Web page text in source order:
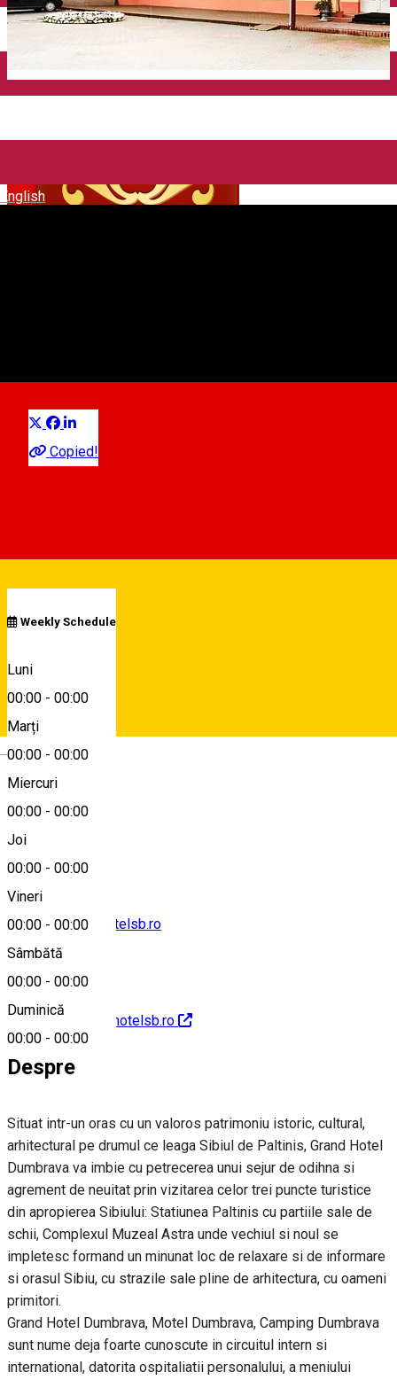
English
Deutsch
Copied!
00:00 - 00:00
Program
Weekly Schedule
Luni
00:00 - 00:00
Marți
00:00 - 00:00
Miercuri
00:00 - 00:00
Joi
00:00 - 00:00
Vineri
00:00 - 00:00
Sâmbătă
00:00 - 00:00
Duminică
00:00 - 00:00
Strada Pădurea Dumbrava, nr. 14
Hartă
contact@grandhotelsb.ro
http://www.grandhotelsb.ro
Despre
Situat intr-un oras cu un valoros patrimoniu istoric, cultural,
arhitectural pe drumul ce leaga Sibiul de Paltinis, Grand Hotel
Dumbrava va imbie cu petrecerea unui sejur de odihna si
agrement de neuitat prin vizitarea celor trei puncte turistice
din apropierea Sibiului: Statiunea Paltinis cu partiile sale de
schii, Complexul Muzeal Astra unde vechiul si noul se
impletesc formand un minunat loc de relaxare si de informare
si orasul Sibiu, cu strazile sale pline de arhitectura, cu oameni
primitori.
Grand Hotel Dumbrava, Motel Dumbrava, Camping Dumbrava
sunt nume deja foarte cunoscute in circuitul intern si
international, datorita ospitaliatii personalului, a meniului